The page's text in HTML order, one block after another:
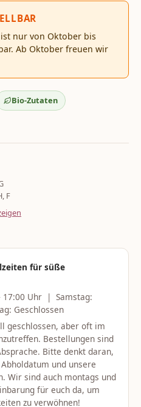
nur von Oktober bis
Ab Oktober freuen wir
Bio-Zutaten
F
für süße
17:00 Uhr | Samstag:
Geschlossen
geschlossen, aber oft im
Bestellungen sind
Bitte denkt daran,
und unsere
Wir sind auch montags und
für euch da, um
zu verwöhnen!